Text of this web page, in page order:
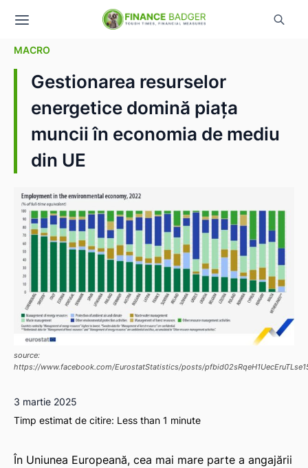
MACRO
Gestionarea resurselor
energetice domină piața
muncii în economia de mediu
din UE
source:
https://www.facebook.com/EurostatStatistics/posts/
3 martie 2025
Timp estimat de citire: Less than 1 minute
În Uniunea Europeană, cea mai mare parte a angajării